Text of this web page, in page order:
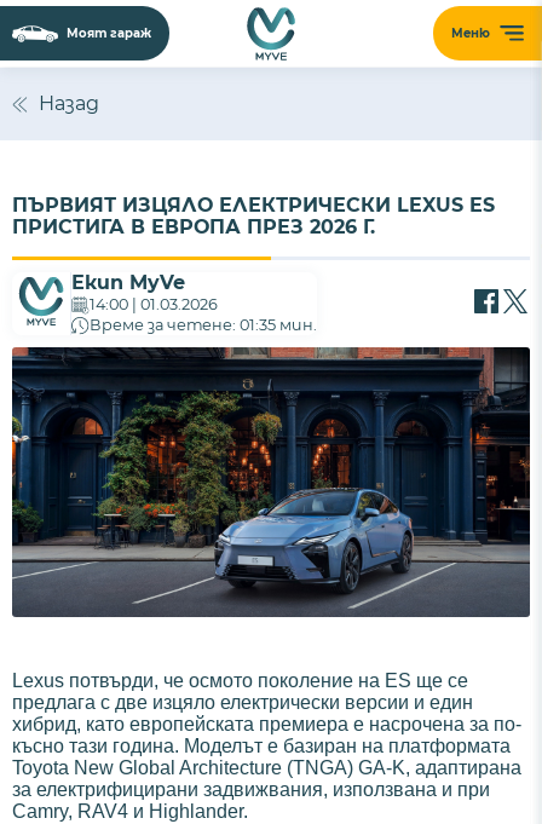
Меню
Моят гараж
Назад
ПЪРВИЯТ ИЗЦЯЛО ЕЛЕКТРИЧЕСКИ LEXUS ES
ПРИСТИГА В ЕВРОПА ПРЕЗ 2026 Г.
Екип MyVe
14:00 | 01.03.2026
Време за четене: 01:35 мин.
Lexus потвърди, че осмото поколение на ES ще се
предлага с две изцяло електрически версии и един
хибрид, като европейската премиера е насрочена за по-
късно тази година. Моделът е базиран на платформата
Toyota New Global Architecture (TNGA) GA-K, адаптирана
за електрифицирани задвижвания, използвана и при
Camry, RAV4 и Highlander.